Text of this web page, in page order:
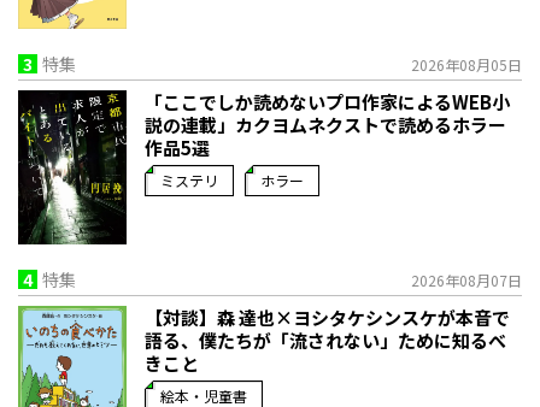
3 特集 2026年08月05日
「ここでしか読めないプロ作家によるWEB小
説の連載」――カクヨムネクストで読めるホラー
作品5選
ミステリ ホラー
4 特集 2026年08月07日
【対談】森 達也×ヨシタケシンスケが本音で
語る、僕たちが「流されない」ために知るべ
きこと
絵本・児童書